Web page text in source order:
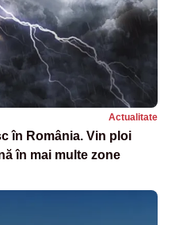
Actualitate
în România. Vin ploi
în mai multe zone